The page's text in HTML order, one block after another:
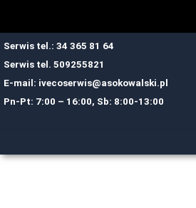
treści
Serwis tel.: 34 365 81 64
Serwis tel. 509255821
E-mail: ivecoserwis@asokowalski.pl
Pn-Pt: 7:00 – 16:00, Sb: 8:00-13:00